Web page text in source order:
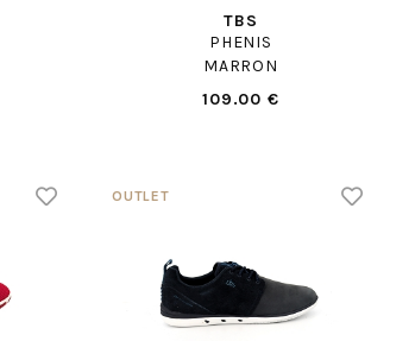
TBS
PHENIS
MARRON
109.00 €